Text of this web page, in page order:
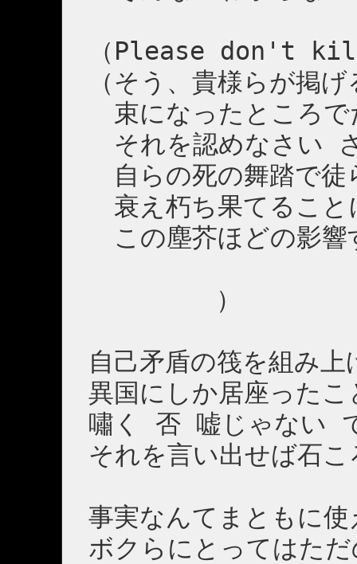
（Please don't
（そう、貴様らが掲
束になったところで
それを認めなさい
自らの死の舞踏で徒
衰え朽ち果てるこ
この塵芥ほどの影響
）
自己矛盾の筏を組み上
異国にしか居座った
嘯く 否 嘘じゃない
それを言い出せば石
事実なんてまともに
ボクらにとってはた